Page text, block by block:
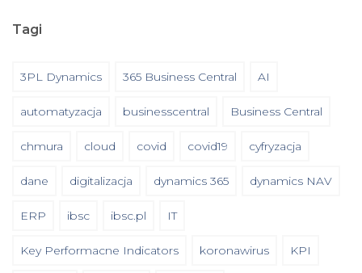
Tagi
3PL Dynamics 365 Business Central AI
automatyzacja businesscentral Business Central
chmura cloud covid covid19 cyfryzacja
dane digitalizacja dynamics 365 dynamics NAV
ERP ibsc ibsc.pl IT
Key Performacne Indicators koronawirus KPI